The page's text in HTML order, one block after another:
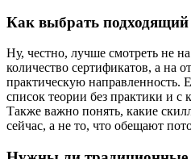
Как выбрать подходящий
Ну, честно, лучше смотреть не
количество сертификатов, а на
практическую направленность.
список теории без практики и с
Также важно понять, какие
сейчас, а не то, что обещают